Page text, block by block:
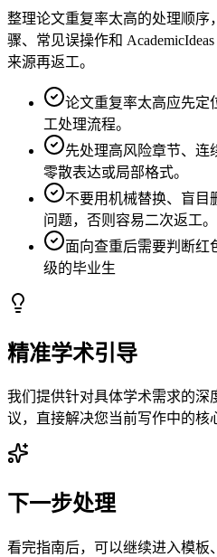
整理论文重复率太高的处理顺序
骤、常见误操作和
来源再返工。
论文重复率太高应先定
工处理流程。
先处理高风险章节、连
零散表达或局部格式。
不要用机械替换、盲目
问题，否则容易二次返工。
面向查重后需要判断红
级的毕业生
精准学术引导
我们提供针对具体学术需求的深
议，直接解决您当前写作中的核
下一步处理
看完指南后，可以继续进入模板